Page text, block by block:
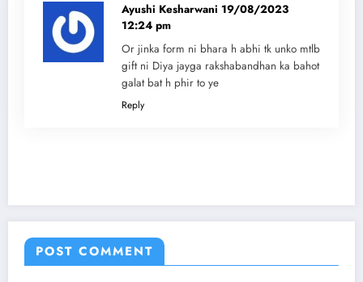
Ayushi Kesharwani 19/08/2023
12:24 pm
Or jinka form ni bhara h abhi tk unko mtlb
gift ni Diya jayga rakshabandhan ka bahot
galat bat h phir to ye
Reply
POST COMMENT